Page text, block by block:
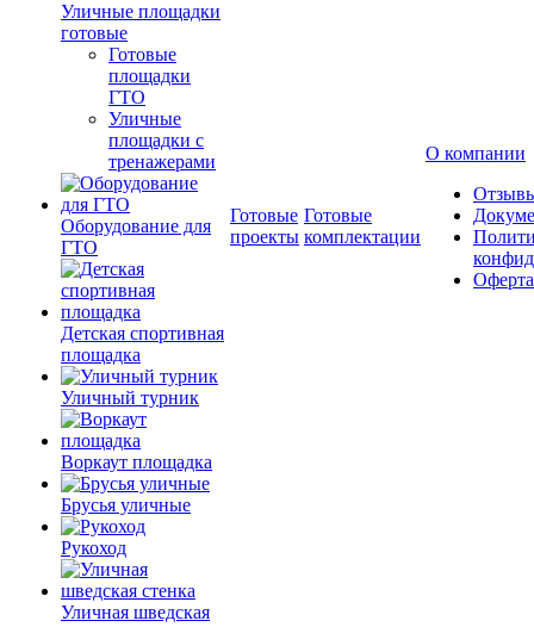
Уличные площадки
готовые
Готовые
площадки
ГТО
Уличные
площадки с
тренажерами
Оборудование для
ГТО
Детская спортивная
площадка
Уличный турник
Воркаут площадка
Брусья уличные
Рукоход
Уличная шведская
Готовые
проекты
Готовые
комплектации
О компании
Оферта